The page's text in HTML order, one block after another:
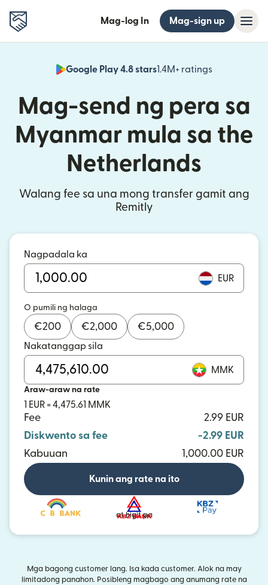
Mag-log In Mag-sign up
Google Play 4.8 stars1.4M+ ratings
(bubukas
Mag-send ng pera sa
Myanmar mula sa the
Netherlands
Walang fee sa una mong transfer gamit ang
Remitly
Nagpadala ka
EUR
O pumili ng halaga
€200 €2,000 €5,000
Nakatanggap sila
MMK
Araw-araw na rate
1 EUR = 4,475.61 MMK
Fee
2.99 EUR
Diskwento sa fee
-2.99 EUR
Kabuuan
1,000.00 EUR
Kunin ang rate na ito
at higit pa
Mga bagong customer lang. Isa kada customer. Alok na may
limitadong panahon. Posibleng magbago ang anumang rate na